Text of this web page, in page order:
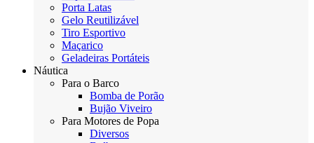
Porta Latas
Gelo Reutilizável
Tiro Esportivo
Maçarico
Geladeiras Portáteis
Náutica
Para o Barco
Bomba de Porão
Bujão Viveiro
Para Motores de Popa
Diversos